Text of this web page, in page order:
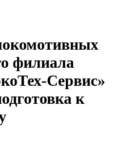
филиала
Сервис»
к